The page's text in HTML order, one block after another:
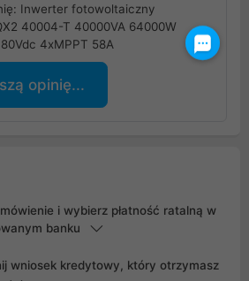
Inwerter fotowoltaiczny
40004-T 40000VA 64000W
4xMPPT 58A
opinię...
i wybierz płatność ratalną w
banku
wniosek kredytowy, który otrzymasz